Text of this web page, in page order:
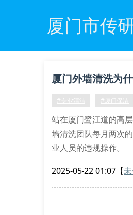
厦门市传
厦门外墙清洗为
#专业清洁 #厦门保洁
站在厦门鹭江道的高
墙清洗团队每月两次
业人员的违规操作。
1. 特种作业资质认证
2. 进口清洗设备：采
2025-05-22 01:07 【